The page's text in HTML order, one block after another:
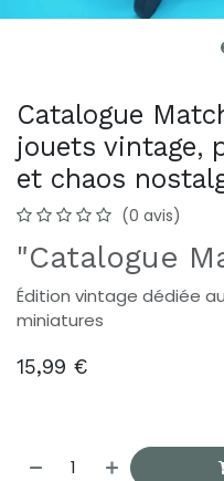
Catalogue
jouets vintage,
et chaos
(0 avis)
"Catalogue
Édition vintage dédiée
miniatures
15,99 €